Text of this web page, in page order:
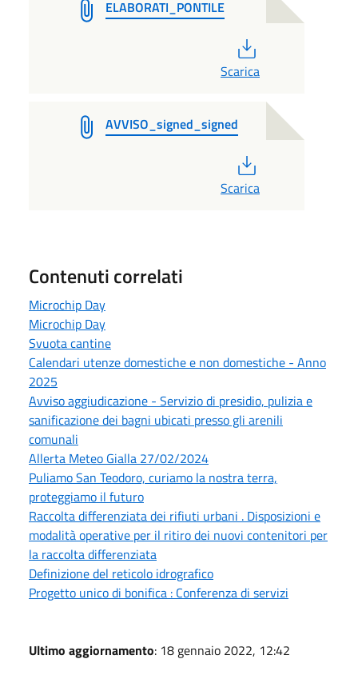
ELABORATI_PONTILE
Scarica
AVVISO_signed_signed
Scarica
Contenuti correlati
Microchip Day
Microchip Day
Svuota cantine
Calendari utenze domestiche e non domestiche - Anno
2025
Avviso aggiudicazione - Servizio di presidio, pulizia e
sanificazione dei bagni ubicati presso gli arenili
comunali
Allerta Meteo Gialla 27/02/2024
Puliamo San Teodoro, curiamo la nostra terra,
proteggiamo il futuro
Raccolta differenziata dei rifiuti urbani . Disposizioni e
modalità operative per il ritiro dei nuovi contenitori per
la raccolta differenziata
Definizione del reticolo idrografico
Progetto unico di bonifica : Conferenza di servizi
Ultimo aggiornamento: 18 gennaio 2022, 12:42